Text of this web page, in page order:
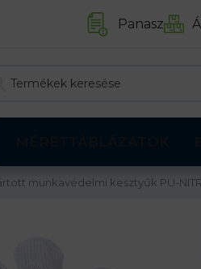
Panasz
munkavédelmi kesztyűk PU-